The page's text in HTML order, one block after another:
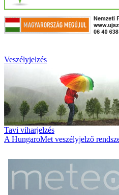
Veszélyjelzés
Tavi viharjelzés
A HungaroMet veszélyjelző